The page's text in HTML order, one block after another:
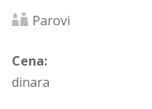
Parovi
Cena:
dinara